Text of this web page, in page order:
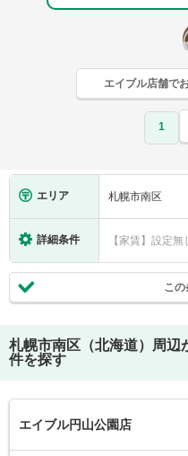
エイブル店舗で
1
エリア 札幌市南区
詳細条件 【家賃】設定無
この
札幌市南区（北海道）
周辺
件を探す
エイブル円山公園店